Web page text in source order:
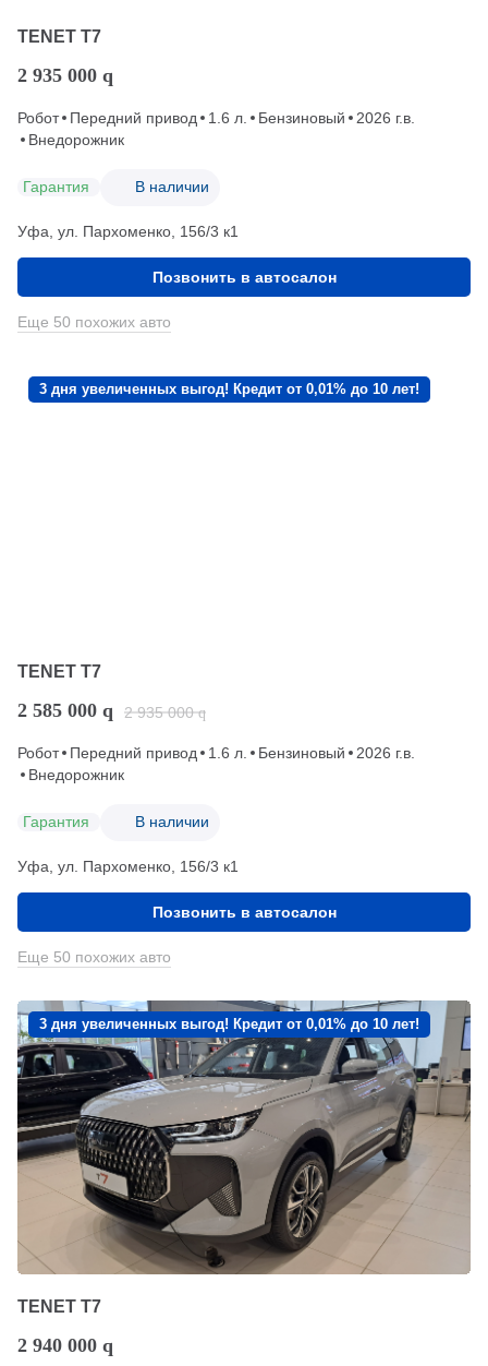
TENET T7
2 935 000 q
Робот Передний привод 1.6 л. Бензиновый
2026 г.в.
Внедорожник
Гарантия В наличии
Уфа, ул. Пархоменко, 156/3 к1
Позвонить в автосалон
Еще 50 похожих авто
3 дня увеличенных выгод! Кредит от 0,01% до 10 лет!
TENET T7
2 585 000 q 2 935 000 q
Робот Передний привод 1.6 л. Бензиновый
2026 г.в.
Внедорожник
Гарантия В наличии
Уфа, ул. Пархоменко, 156/3 к1
Позвонить в автосалон
Еще 50 похожих авто
3 дня увеличенных выгод! Кредит от 0,01% до 10 лет!
TENET T7
2 940 000 q